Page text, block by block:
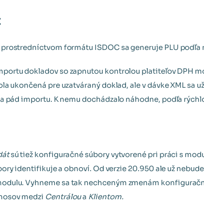
formátu ISDOC sa generuje PLU
dokladov so zapnutou kontrolou platiteľov DPH
ukončená pre uzatváraný doklad, ale v dávke XML sa
pád importu. K nemu dochádzalo náhodne, podľa
sú tiež konfiguračné súbory vytvorené pri práci s
identifikuje a obnoví. Od verzie 20.950 ale už
Vyhneme sa tak nechceným zmenám
medzi Centráloua Klientom.